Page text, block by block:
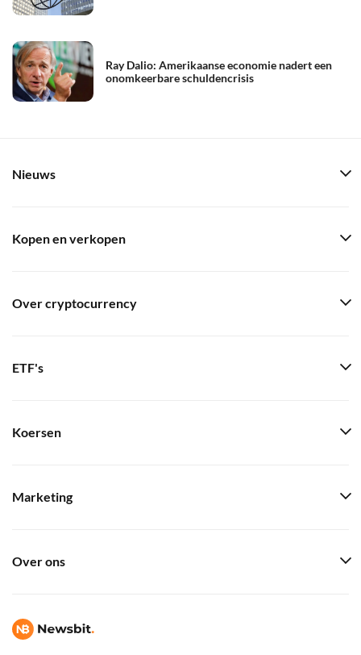
Ray Dalio: Amerikaanse economie nadert een
onomkeerbare schuldencrisis
Nieuws
Kopen en verkopen
Over cryptocurrency
ETF's
Koersen
Marketing
Over ons